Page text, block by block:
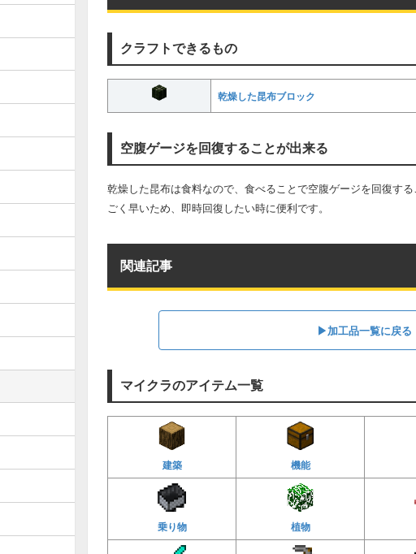
クラフトできるもの
乾燥した昆布ブロック
空腹ゲージを回復することが出来る
乾燥した昆布は食料なので、食べることで空腹ゲージを回復す
ごく早いため、即時回復したい時に便利です。
関連記事
▶︎加工品一覧に戻る
マイクラのアイテム一覧
建築 機能
乗り物 植物